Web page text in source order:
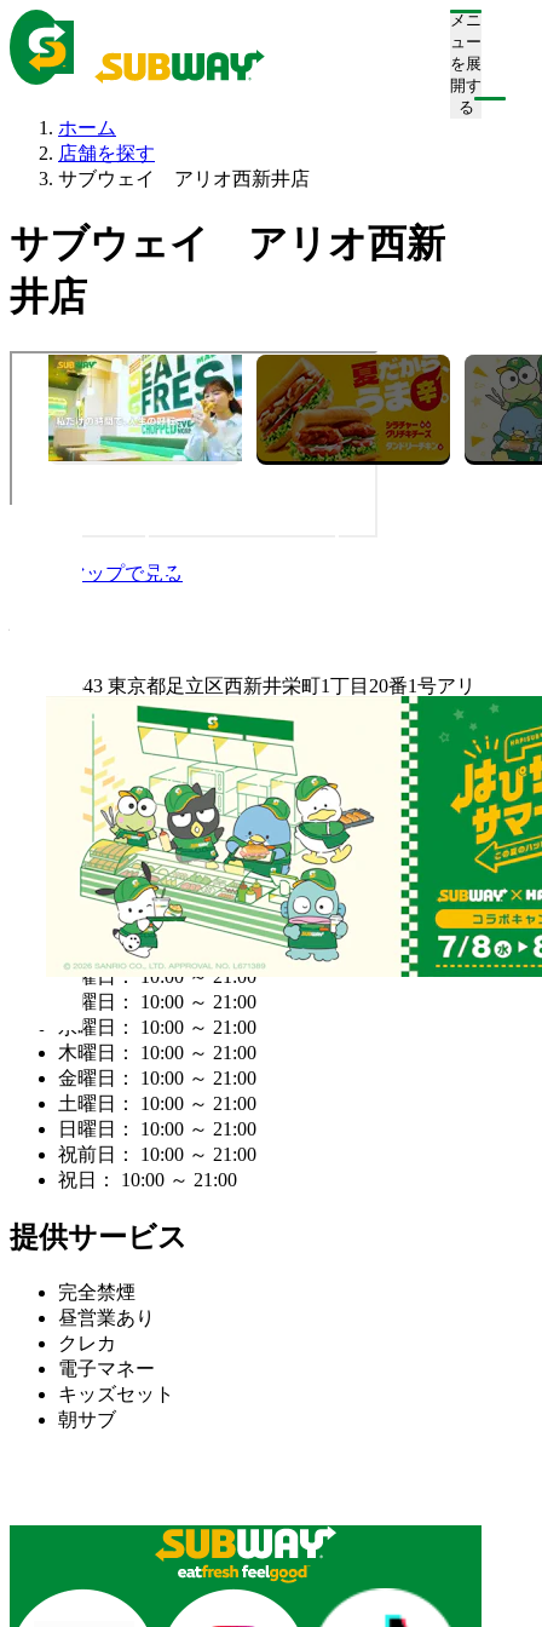
メニ
ュー
を展
開す
る
ホーム
店舗を探す
サブウェイ アリオ西新井店
サブウェイ アリオ西新
井店
Googleマップで見る
〒123-0843 東京都足立区西新井栄町1丁目20番1号アリ
オ西新井 1階
電話番号
03-5888-5681
営業時間
月曜日： 10:00 ～ 21:00
火曜日： 10:00 ～ 21:00
水曜日： 10:00 ～ 21:00
木曜日： 10:00 ～ 21:00
金曜日： 10:00 ～ 21:00
土曜日： 10:00 ～ 21:00
日曜日： 10:00 ～ 21:00
祝前日： 10:00 ～ 21:00
祝日： 10:00 ～ 21:00
提供サービス
完全禁煙
昼営業あり
クレカ
電子マネー
キッズセット
朝サブ